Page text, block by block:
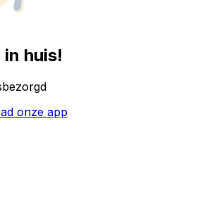
huis!
onze app